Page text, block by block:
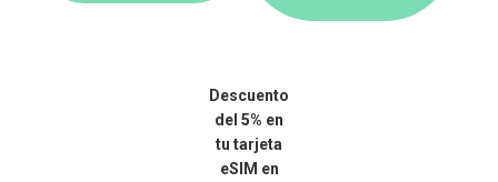
Descuento
del 5% en
tu tarjeta
eSIM en